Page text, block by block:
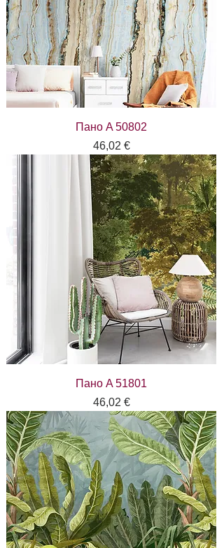
Пано A 50802
Цена
46,02 €
Пано A 51801
Цена
46,02 €